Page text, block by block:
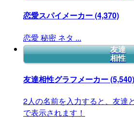
恋愛スパイメーカー(4,370)
恋愛 秘密 ネタ ...
友達
相性
友達相性グラフメーカー(5,540)
2人の名前を入力すると、友達
で表示されます！